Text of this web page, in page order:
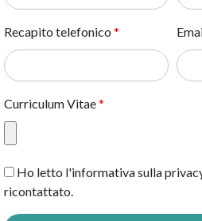
Recapito telefonico
Curriculum Vitae
Ho letto l'informativa sulla
ricontattato.